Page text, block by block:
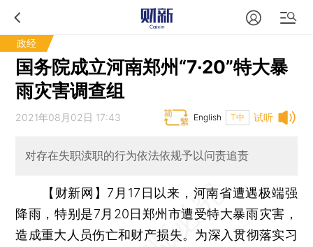
政经
国务院成立河南郑州“7·20”特大暴
雨灾害调查组
试听
2021年08月02日 17:43 T中
English
对存在失职渎职的行为依法依规予以问责追责
【财新网】 7月17日以来，河南省遭遇极端强
降雨，特别是7月20日郑州市遭受特大暴雨灾害，
造成重大人员伤亡和财产损失。为深入贯彻落实习